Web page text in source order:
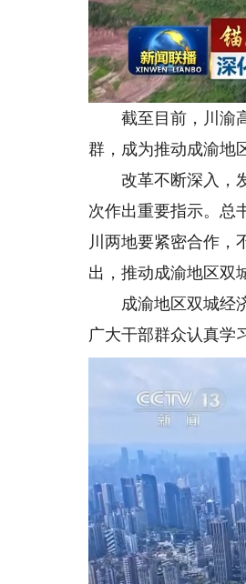
截至目前，川渝高
群，成为推动成渝地
改革不断深入，发
次作出重要指示。总
川两地要紧密合作，
出，推动成渝地区双
成渝地区双城经济
广大干部群众认真学